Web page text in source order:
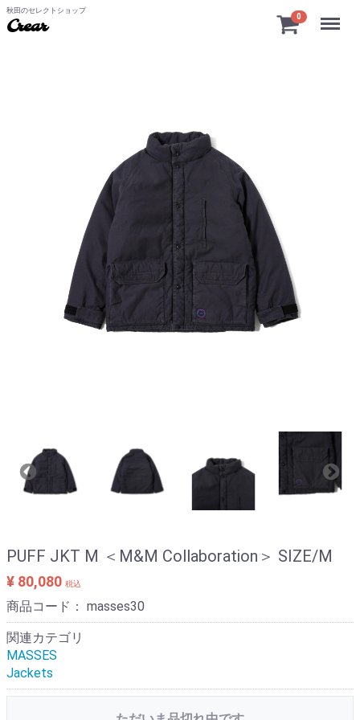
秋田のセレクトショップ
Crear
0 Menu
PUFF JKT M ＜M&M Collaboration＞ SIZE/M
¥ 80,080 税込
商品コード： masses30
関連カテゴリ
MASSES
Jackets